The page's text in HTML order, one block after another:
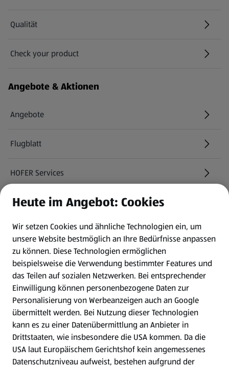
Qualität
Check your product
(öffnet in einem neuen Tab)
Angebote & Aktionen
Angebote
Flugblatt
HOFER Services
Newsletter
WhatsApp
Gewinnspiele
Mein HOFER. Meine Einkäufe.
Meine Meinung. Mein HOFER.
Gutscheingroßbestellung
(öffnet in einem neuen Tab)
Heute im Angebot: Cookies
Wir setzen Cookies und ähnliche Technologien ein, um
unsere Website bestmöglich an Ihre Bedürfnisse anpassen
zu können. Diese Technologien ermöglichen
beispielsweise die Verwendung bestimmter Features und
das Teilen auf sozialen Netzwerken. Bei entsprechender
Einwilligung können personenbezogene Daten zur
Personalisierung von Werbeanzeigen auch an Google
übermittelt werden. Bei Nutzung dieser Technologien
kann es zu einer Datenübermittlung an Anbieter in
Drittstaaten, wie insbesondere die USA kommen. Da die
USA laut Europäischem Gerichtshof kein angemessenes
Datenschutzniveau aufweist, bestehen aufgrund der